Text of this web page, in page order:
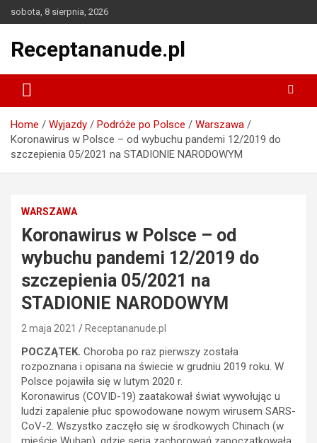
to
sobota, 8 sierpnia, 2026
Receptananude.pl
Home Wyjazdy Podróże po Polsce
Warszawa
Koronawirus w Polsce – od wybuchu pandemi 12/2019 do
szczepienia 05/2021 na STADIONIE NARODOWYM
WARSZAWA
Koronawirus w Polsce – od
wybuchu pandemi 12/2019 do
szczepienia 05/2021 na
STADIONIE NARODOWYM
2 maja 2021 Receptananude.pl
POCZĄTEK. Choroba po raz pierwszy została
rozpoznana i opisana na świecie w grudniu 2019 roku. W
Polsce pojawiła się w lutym 2020 r.
Koronawirus (COVID-19) zaatakował świat wywołując u
ludzi zapalenie płuc spowodowane nowym wirusem SARS-
CoV-2. Wszystko zaczęło się w środkowych Chinach (w